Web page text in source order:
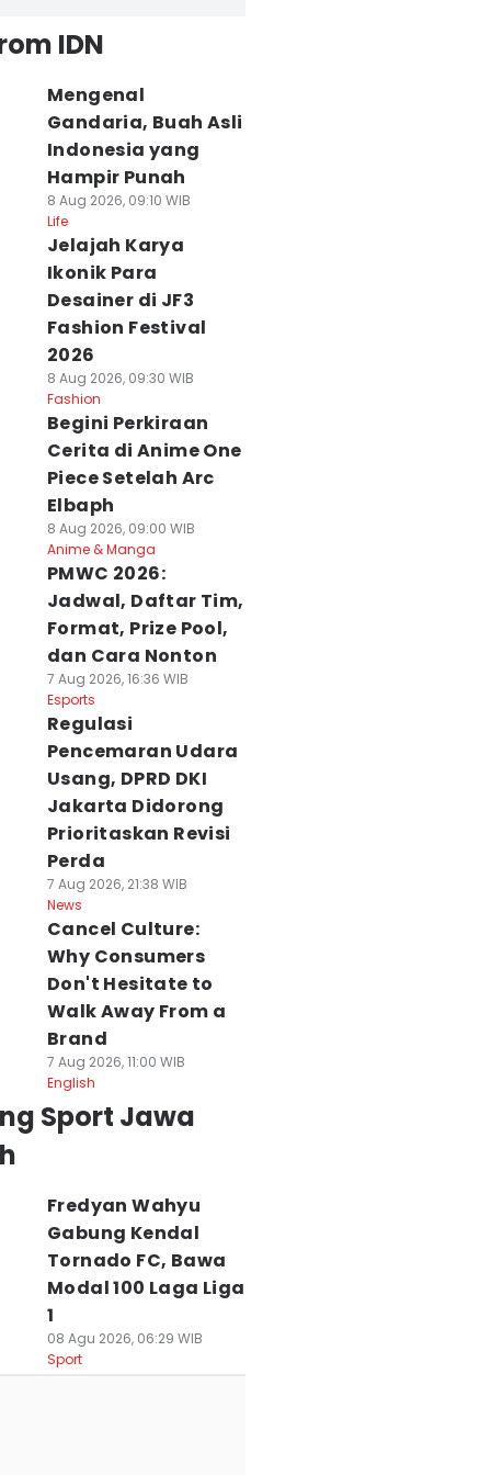
Pemain Asing
Semarang
Cerita Jonathan
Bustos, Dari
IDN
Mengenal
Gandaria, Buah Asli
Indonesia yang
Hampir Punah
8 Aug 2026, 09:10 WIB
Life
Jelajah Karya
Ikonik Para
Desainer di JF3
Fashion Festival
2026
8 Aug 2026, 09:30 WIB
Fashion
Begini Perkiraan
Cerita di Anime One
Piece Setelah Arc
Elbaph
8 Aug 2026, 09:00 WIB
Anime & Manga
PMWC 2026:
Jadwal, Daftar Tim,
Format, Prize Pool,
dan Cara Nonton
7 Aug 2026, 16:36 WIB
Esports
Regulasi
Pencemaran Udara
Usang, DPRD DKI
Jakarta Didorong
Prioritaskan Revisi
Perda
7 Aug 2026, 21:38 WIB
News
Cancel Culture:
Why Consumers
Don't Hesitate to
Walk Away From a
Brand
7 Aug 2026, 11:00 WIB
English
Sport Jawa
Fredyan Wahyu
Gabung Kendal
Tornado FC, Bawa
Modal 100 Laga Liga
1
08 Agu 2026, 06:29 WIB
Sport